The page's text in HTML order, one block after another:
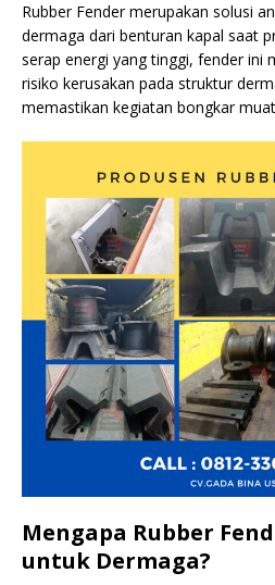
Rubber Fender merupakan solusi
dermaga dari benturan kapal saat
serap energi yang tinggi, fender ini
risiko kerusakan pada struktur
memastikan kegiatan bongkar
Mengapa Rubber
untuk Dermaga?